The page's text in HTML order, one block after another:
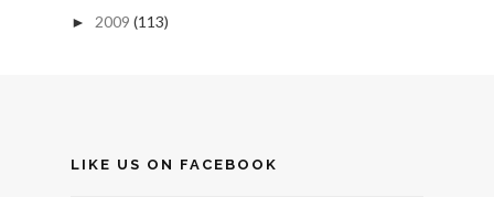
► 2009 (113)
LIKE US ON FACEBOOK